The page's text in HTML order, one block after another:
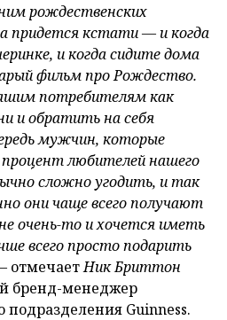
рождественских
придется кстати — и когда
и когда сидите дома
фильм про Рождество.
потребителям как
и обратить на себя
мужчин, которые
любителей нашего
сложно угодить, и так
они чаще всего получают
очень-то и хочется иметь
всего просто подарить
отмечаетНик Бриттон
бренд-менеджер
подразделения Guinness.